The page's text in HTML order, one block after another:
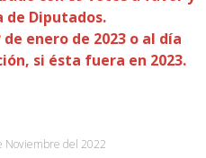
de Diputados.
enero de 2023 o al día
si ésta fuera en 2023.
Noviembre del 2022